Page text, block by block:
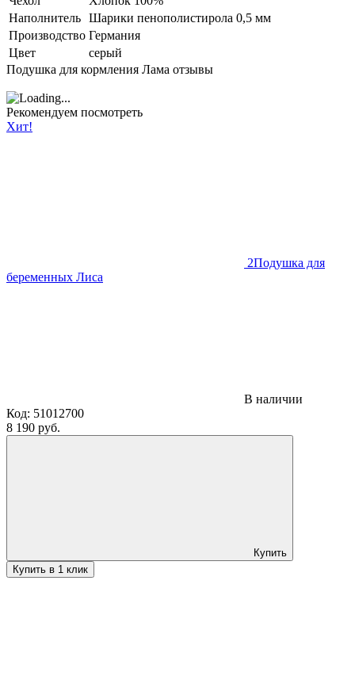
Наполнитель Шарики пенополистирола 0,5 мм
Производство Германия
Цвет
серый
Подушка для кормления Лама отзывы
Рекомендуем посмотреть
Хит!
2Подушка для
беременных Лиса
В наличии
Код: 51012700
8 190 руб.
Купить
Купить в 1 клик